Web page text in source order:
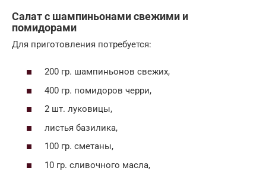
Салат с шампиньонами свежими и
помидорами
Для приготовления потребуется:
200 гр. шампиньонов свежих,
400 гр. помидоров черри,
2 шт. луковицы,
листья базилика,
100 гр. сметаны,
10 гр. сливочного масла,